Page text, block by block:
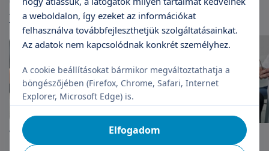
További cikkek
Végbélrepedés
a weboldalon, így ezeket az információkat
felhasználva továbbfejleszthetjük szolgáltatásainkat.
Az adatok nem kapcsolódnak konkrét személyhez.
A cookie beállításokat bármikor megváltoztathatja a
böngészőjében (Firefox, Chrome, Safari, Internet
Explorer, Microsoft Edge) is.
Elfogadom